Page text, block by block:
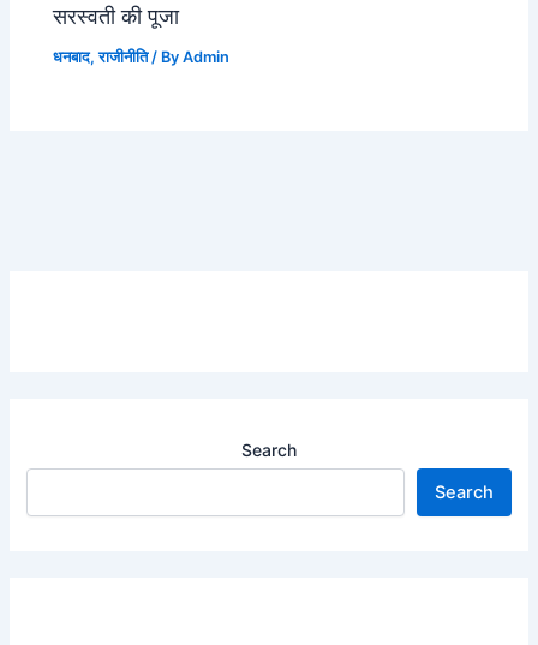
सरस्वती की पूजा
धनबाद,राजीनीति/ ByAdmin
Search
Search